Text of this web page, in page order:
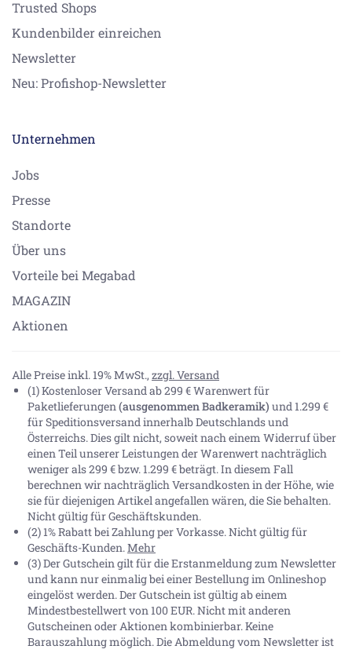
Trusted Shops
Kundenbilder einreichen
Newsletter
Neu: Profishop-Newsletter
Unternehmen
Jobs
Presse
Standorte
Über uns
Vorteile bei Megabad
MAGAZIN
Aktionen
Alle Preise inkl. 19% MwSt., zzgl. Versand
(1) Kostenloser Versand ab 299 € Warenwert für
Paketlieferungen (ausgenommen Badkeramik) und 1.299 €
für Speditionsversand innerhalb Deutschlands und
Österreichs. Dies gilt nicht, soweit nach einem Widerruf über
einen Teil unserer Leistungen der Warenwert nachträglich
weniger als 299 € bzw. 1.299 € beträgt. In diesem Fall
berechnen wir nachträglich Versandkosten in der Höhe, wie
sie für diejenigen Artikel angefallen wären, die Sie behalten.
Nicht gültig für Geschäftskunden.
(2) 1% Rabatt bei Zahlung per Vorkasse. Nicht gültig für
Geschäfts-Kunden. Mehr
(3) Der Gutschein gilt für die Erstanmeldung zum Newsletter
und kann nur einmalig bei einer Bestellung im Onlineshop
eingelöst werden. Der Gutschein ist gültig ab einem
Mindestbestellwert von 100 EUR. Nicht mit anderen
Gutscheinen oder Aktionen kombinierbar. Keine
Barauszahlung möglich. Die Abmeldung vom Newsletter ist